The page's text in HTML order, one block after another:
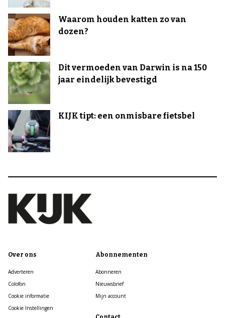
Waarom houden katten zo van
dozen?
Dit vermoeden van Darwin is na 150
jaar eindelijk bevestigd
KIJK tipt: een onmisbare fietsbel
Over ons
Adverteren
Colofon
Cookie informatie
Cookie Instellingen
Abonnementen
Abonneren
Nieuwsbrief
Mijn account